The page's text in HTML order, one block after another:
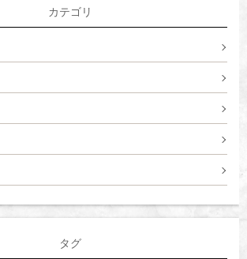
カテゴリ
タグ